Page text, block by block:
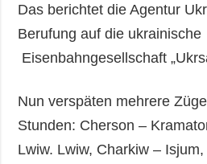
Das berichtet die Agentur
Berufung auf die ukrainische
Eisenbahngesellschaft
Nun verspäten mehrere
Stunden: Cherson –
Lwiw. Lwiw, Charkiw –